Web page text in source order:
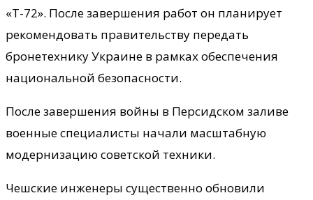
«Т-72». После завершения работ он планирует
рекомендовать правительству передать
бронетехнику Украине в рамках обеспечения
национальной безопасности.
После завершения войны в Персидском заливе
военные специалисты начали масштабную
модернизацию советской техники.
Чешские инженеры существенно обновили